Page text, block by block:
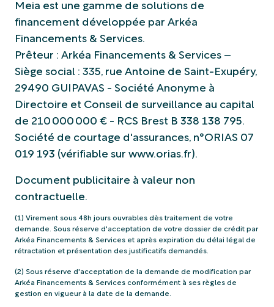
Meia est une gamme de solutions de
financement développée par Arkéa
Financements & Services.
Prêteur : Arkéa Financements & Services –
Siège social : 335, rue Antoine de Saint-Exupéry,
29490 GUIPAVAS - Société Anonyme à
Directoire et Conseil de surveillance au capital
de 210 000 000 € - RCS Brest B 338 138 795.
Société de courtage d'assurances, n°ORIAS 07
019 193 (vérifiable sur www.orias.fr).
Document publicitaire à valeur non
contractuelle.
(1) Virement sous 48h jours ouvrables dès traitement de votre
demande. Sous réserve d'acceptation de votre dossier de crédit par
Arkéa Financements & Services et après expiration du délai légal de
rétractation et présentation des justificatifs demandés.
(2) Sous réserve d'acceptation de la demande de modification par
Arkéa Financements & Services conformément à ses règles de
gestion en vigueur à la date de la demande.